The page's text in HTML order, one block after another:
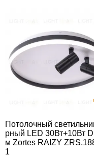
Потолочный
рный LED 30Вт+10Вт
м Zortes RAIZY
1